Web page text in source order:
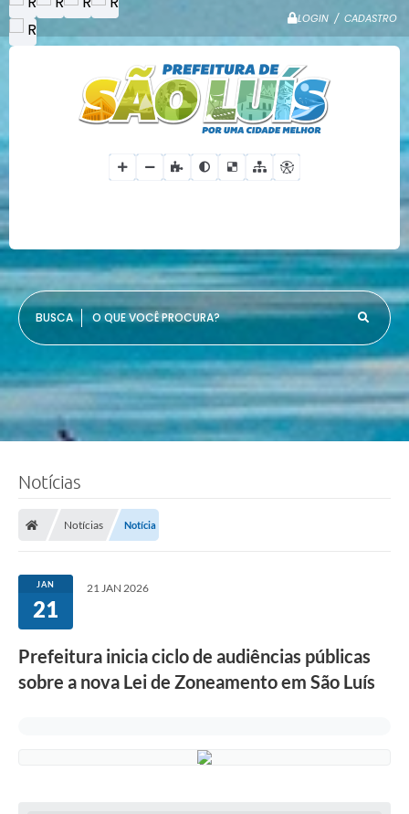
LOGIN / CADASTRO
O QUE VOCÊ PROCURA?
Notícias
Notícias Notícia
JAN
21
21 JAN 2026
Prefeitura inicia ciclo de audiências públicas
sobre a nova Lei de Zoneamento em São Luís